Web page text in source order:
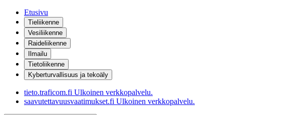
Etusivu
Tieliikenne
Vesiliikenne
Raideliikenne
Ilmailu
Tietoliikenne
Kyberturvallisuus ja tekoäly
tieto.traficom.fi Ulkoinen verkkopalvelu.
saavutettavuusvaatimukset.fi Ulkoinen verkkopalvelu.